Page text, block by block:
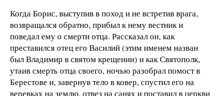
Когда Борис, выступив в поход и не встретив врага,
возвращался обратно, прибыл к нему вестник и
поведал ему о смерти отца. Рассказал он, как
преставился отец его Василий (этим именем назван
был Владимир в святом крещении) и как Святополк,
утаив смерть отца своего, ночью разобрал помост в
Берестове и, завернув тело в ковер, спустил его на
веревках на землю, отвез на санях и поставил в церкви